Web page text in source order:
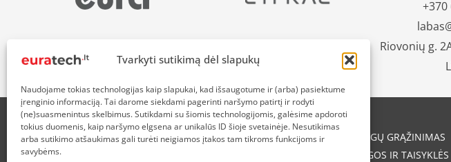
Tvarkyti sutikimą dėl slapukų
Naudojame tokias technologijas kaip slapukai, kad išsaugotume ir (arba) pasiektume
įrenginio informaciją. Tai darome siekdami pagerinti naršymo patirtį ir rodyti
(ne)suasmenintus skelbimus. Sutikdami su šiomis technologijomis, galėsime apdoroti
tokius duomenis, kaip naršymo elgsena ar unikalūs ID šioje svetainėje. Nesutikimas
arba sutikimo atšaukimas gali turėti neigiamos įtakos tam tikroms funkcijoms ir
savybėms.
+370
Riovonių g.
APIE MUS NUOLAIDOS HEROJAMS PRISTATYMAS PREKIŲ IR PINIGŲ GRĄŽINIMAS
SĄLYGOS IR TAISYKLĖS